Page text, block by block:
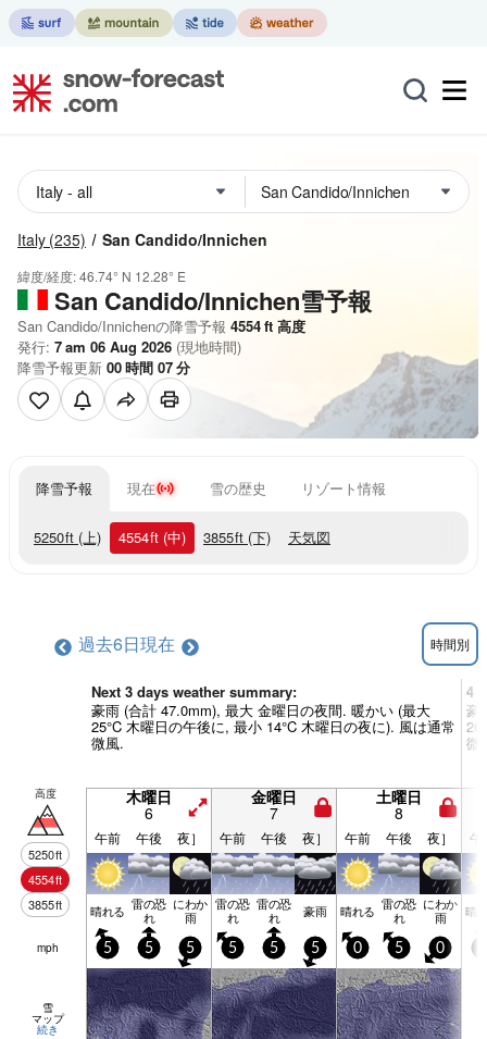
Italy (235) San Candido/Innichen
緯度/経度:46.74° N 12.28° E
San Candido/Innichen雪予報
San Candido/Innichenの降雪予報 4554ft 高度
発行: 7 am 06 Aug 2026 (現地時間)
降雪予報更新 00時間 07分
降雪予報 現在 雪の歴史 リゾート情報
5250ft (上) 4554ft (中) 3855ft (下) 天気図
過去6日現在 時間別
Next 3 days weather summary:
豪雨 (合計 47.0mm), 最大 金曜日の夜間. 暖かい (最大
25°C 木曜日の午後に, 最小 14°C 木曜日の夜に). 風は通常
微風.
4 -
豪
微
高度
5250ft
4554ft
3855ft
木曜日
6
金曜日
7
土曜日
8
午前 午後 夜］ 午前 午後 夜］ 午前 午後 夜］ 午
晴れる 雷の恐
れ
にわか
雨
雷の恐
れ
雷の恐
れ 豪雨 晴れる 雷の恐
れ
にわか
雨 晴
mph 5 5 5 5 5 5 0 5 0
雪
マップ
続き